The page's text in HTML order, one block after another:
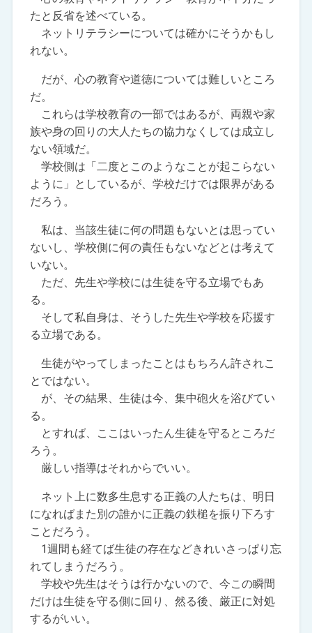
たと反省を述べている。
ネットリテラシーについては確かにそうかもし
れない。
だが、心の教育や道徳については難しいところ
だ。
これらは学校教育の一部ではあるが、両親や家
族や身の回りの大人たちの協力なくしては成立し
ない領域だ。
学校側は「二度とこのようなことが起こらない
ように」としているが、学校だけでは限界がある
だろう。
私は、当該生徒に何の問題もないとは思ってい
ないし、学校側に何の責任もないなどとは考えて
いない。
ただ、先生や学校には生徒を守る立場でもあ
る。
そして私自身は、そうした先生や学校を応援す
る立場である。
生徒がやってしまったことはもちろん許されこ
とではない。
が、その結果、生徒は今、集中砲火を浴びてい
る。
とすれば、ここはいったん生徒を守るところだ
ろう。
厳しい指導はそれからでいい。
ネット上に数多生息する正義の人たちは、明日
になればまた別の誰かに正義の鉄槌を振り下ろす
ことだろう。
1週間も経てば生徒の存在などきれいさっぱり忘
れてしまうだろう。
学校や先生はそうは行かないので、今この瞬間
だけは生徒を守る側に回り、然る後、厳正に対処
するがいい。